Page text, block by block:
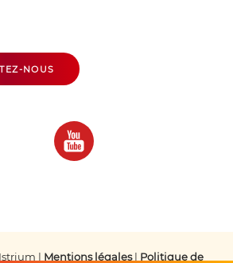
NOUS
Istrium | Mentions légales| Politique de